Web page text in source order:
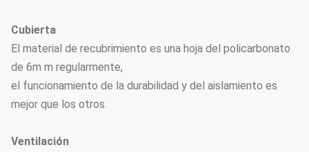
recubrimiento
Requisitos de la
ventilación para la
opción
Ventilación superior o lateral
Cubierta
El material de recubrimiento es una hoja del policarbonato
de 6m m regularmente,
el funcionamiento de la durabilidad y del aislamiento es
mejor que los otros.
Ventilación